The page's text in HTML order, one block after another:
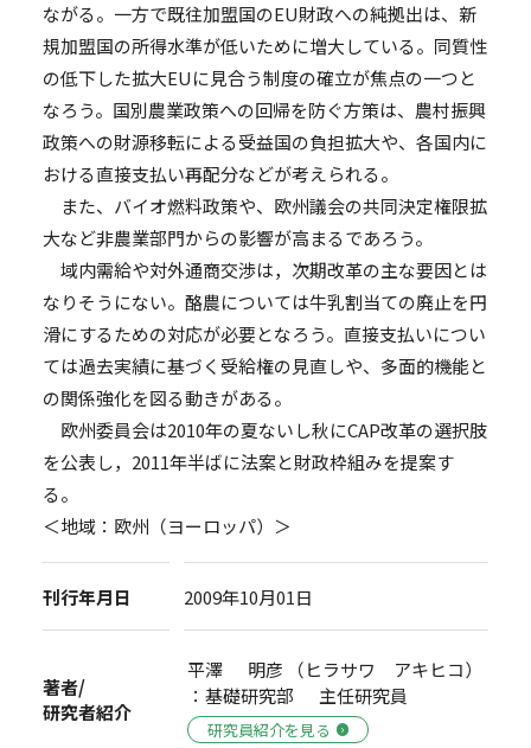
ながる。一方で既往加盟国のEU財政への純拠出は、新
規加盟国の所得水準が低いために増大している。同質性
の低下した拡大EUに見合う制度の確立が焦点の一つと
なろう。国別農業政策への回帰を防ぐ方策は、農村振興
政策への財源移転による受益国の負担拡大や、各国内に
おける直接支払い再配分などが考えられる。
また、バイオ燃料政策や、欧州議会の共同決定権限拡
大など非農業部門からの影響が高まるであろう。
域内需給や対外通商交渉は，次期改革の主な要因とは
なりそうにない。酪農については牛乳割当ての廃止を円
滑にするための対応が必要となろう。直接支払いについ
ては過去実績に基づく受給権の見直しや、多面的機能と
の関係強化を図る動きがある。
欧州委員会は2010年の夏ないし秋にCAP改革の選択肢
を公表し，2011年半ばに法案と財政枠組みを提案す
る。
＜地域：欧州（ヨーロッパ）＞
刊行年月日 2009年10月01日
著者/
研究者紹介
平澤 明彦 （ヒラサワ アキヒコ）
：基礎研究部 主任研究員
研究員紹介を見る